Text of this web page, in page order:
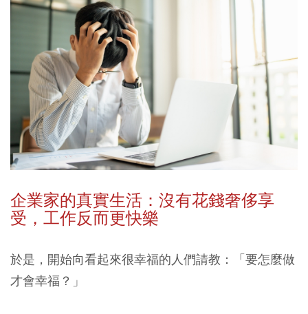
企業家的真實生活：沒有花錢奢侈享
受，工作反而更快樂
於是，開始向看起來很幸福的人們請教：「要怎麼做
才會幸福？」